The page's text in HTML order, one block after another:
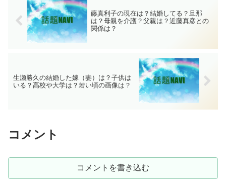
藤真利子の現在は？結婚してる？旦那
は？母親を介護？父親は？近藤真彦との
関係は？
生瀬勝久の結婚した嫁（妻）は？子供は
いる？高校や大学は？若い頃の画像は？
コメント
コメントを書き込む